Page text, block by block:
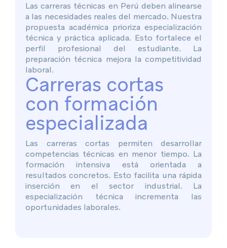
Las carreras técnicas en Perú deben alinearse
a las necesidades reales del mercado. Nuestra
propuesta académica prioriza especialización
técnica y práctica aplicada. Esto fortalece el
perfil profesional del estudiante. La
preparación técnica mejora la competitividad
laboral.
Carreras cortas
con formación
especializada
Las carreras cortas permiten desarrollar
competencias técnicas en menor tiempo. La
formación intensiva está orientada a
resultados concretos. Esto facilita una rápida
inserción en el sector industrial. La
especialización técnica incrementa las
oportunidades laborales.